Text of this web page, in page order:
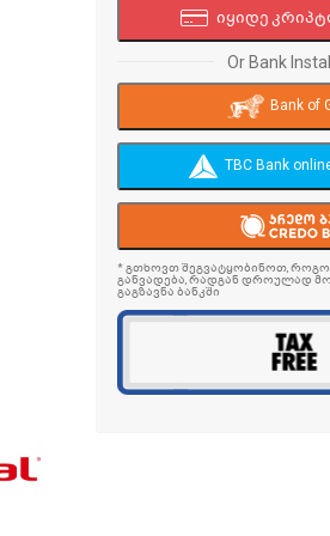
იყიდე
Or Bank
Bank of
TBC Bank
* გთხოვთ შეგვატყობინოთ,
განვადება, რადგან დროულად
გაგზავნა ბანკში